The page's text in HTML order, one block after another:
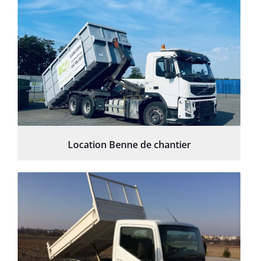
Location Benne de chantier